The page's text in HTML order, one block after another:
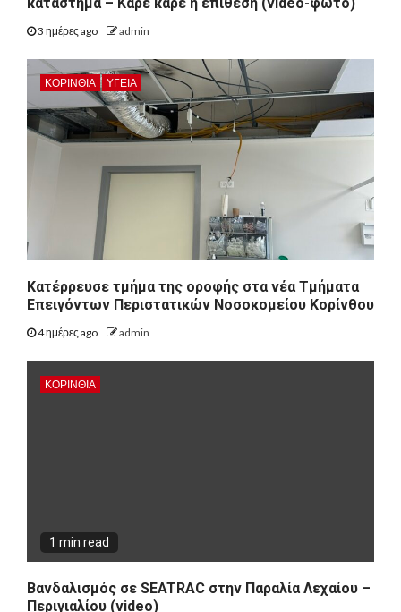
3 ημέρες ago admin
ΚΟΡΙΝΘΊΑ ΥΓΕΙΑ
Kατέρρευσε τμήμα της οροφής στα νέα Τμήματα
Επειγόντων Περιστατικών Νοσοκομείου Κορίνθου
4 ημέρες ago admin
ΚΟΡΙΝΘΊΑ
1 min read
Βανδαλισμός σε SEATRAC στην Παραλία Λεχαίου –
Περιγιαλίου (video)